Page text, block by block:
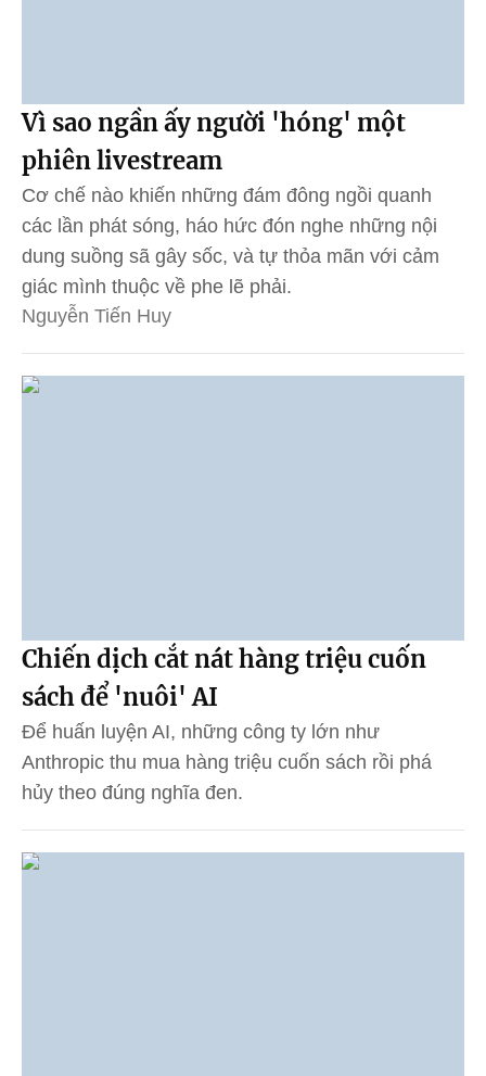
Vì sao ngần ấy người 'hóng' một
phiên livestream
Cơ chế nào khiến những đám đông ngồi quanh
các lần phát sóng, háo hức đón nghe những nội
dung suồng sã gây sốc, và tự thỏa mãn với cảm
giác mình thuộc về phe lẽ phải.
Nguyễn Tiến Huy
Chiến dịch cắt nát hàng triệu cuốn
sách để 'nuôi' AI
Để huấn luyện AI, những công ty lớn như
Anthropic thu mua hàng triệu cuốn sách rồi phá
hủy theo đúng nghĩa đen.